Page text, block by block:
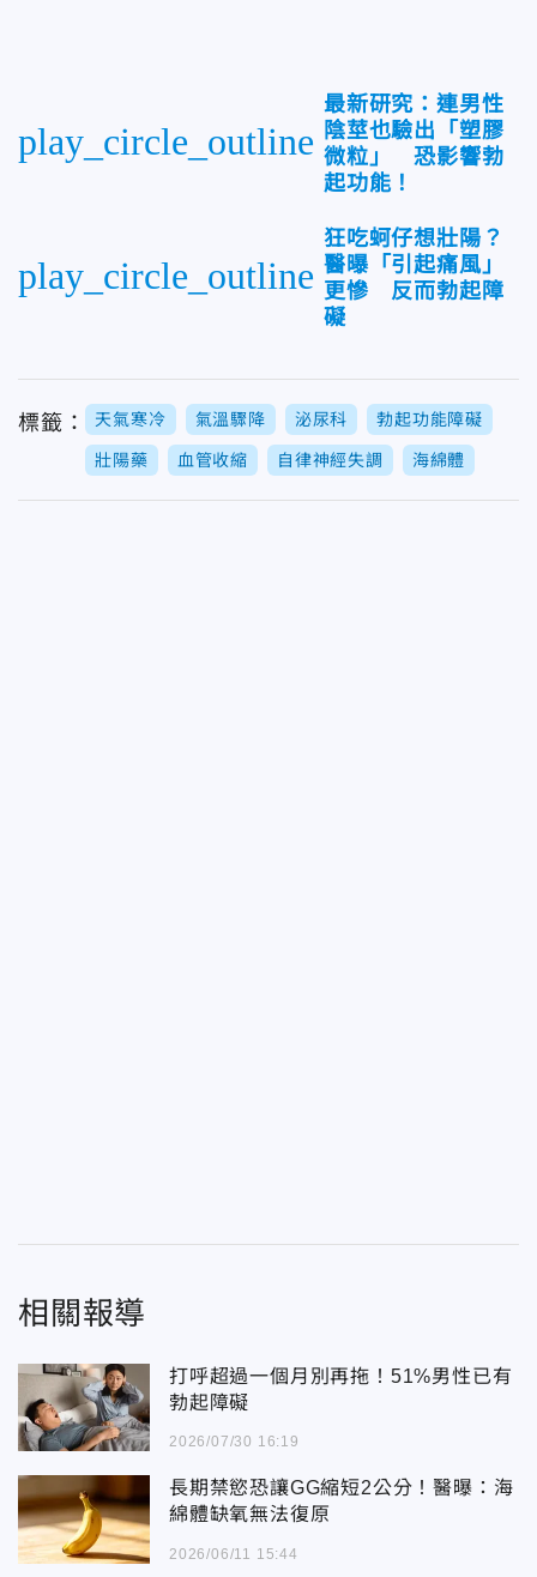
play_circle_outline
最新研究：連男性
陰莖也驗出「塑膠
微粒」 恐影響勃
起功能！
play_circle_outline
狂吃蚵仔想壯陽？
醫曝「引起痛風」
更慘 反而勃起障
礙
標籤： 天氣寒冷 氣溫驟降 泌尿科 勃起功能障礙
壯陽藥 血管收縮 自律神經失調 海綿體
相關報導
打呼超過一個月別再拖！51%男性已有
勃起障礙
2026/07/30 16:19
長期禁慾恐讓GG縮短2公分！醫曝：海
綿體缺氧無法復原
2026/06/11 15:44